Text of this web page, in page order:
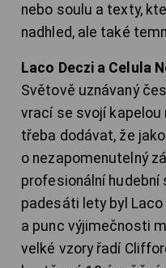
nebo soulu a texty,
nadhled, ale také
Laco Deczi a Celula
Světově uznávaný
vrací se svojí kapelou
třeba dodávat, že
o nezapomenutelný
profesionální hudební
padesáti lety byl
a punc výjimečnosti
velké vzory řadí